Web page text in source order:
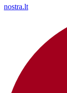
nostra.lt